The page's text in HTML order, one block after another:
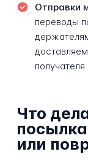
Отправки
переводы
получателя
Что
или